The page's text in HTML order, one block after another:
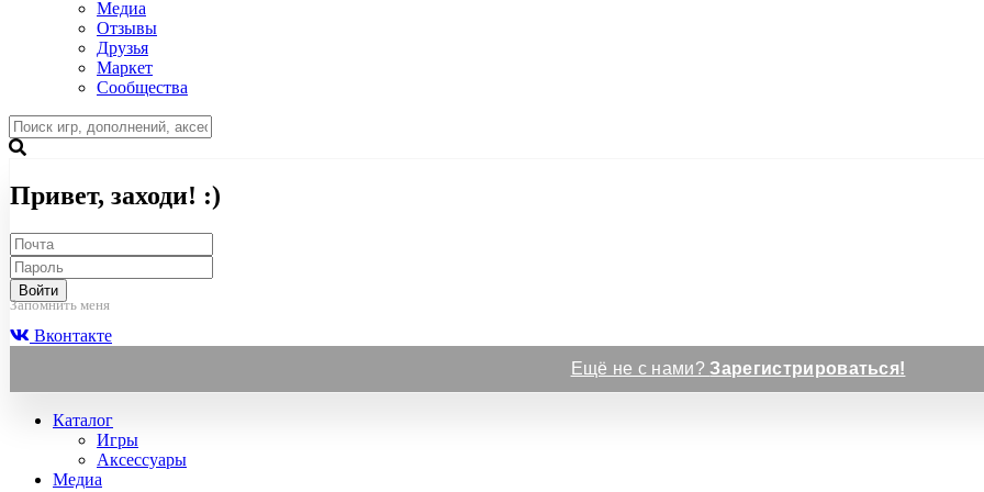
Медиа
Отзывы
Друзья
Маркет
Сообщества
Привет, заходи! :)
Войти
Запомнить меня
Вконтакте
Ещё не с нами?Зарегистрироваться!
Каталог
Игры
Аксессуары
Медиа